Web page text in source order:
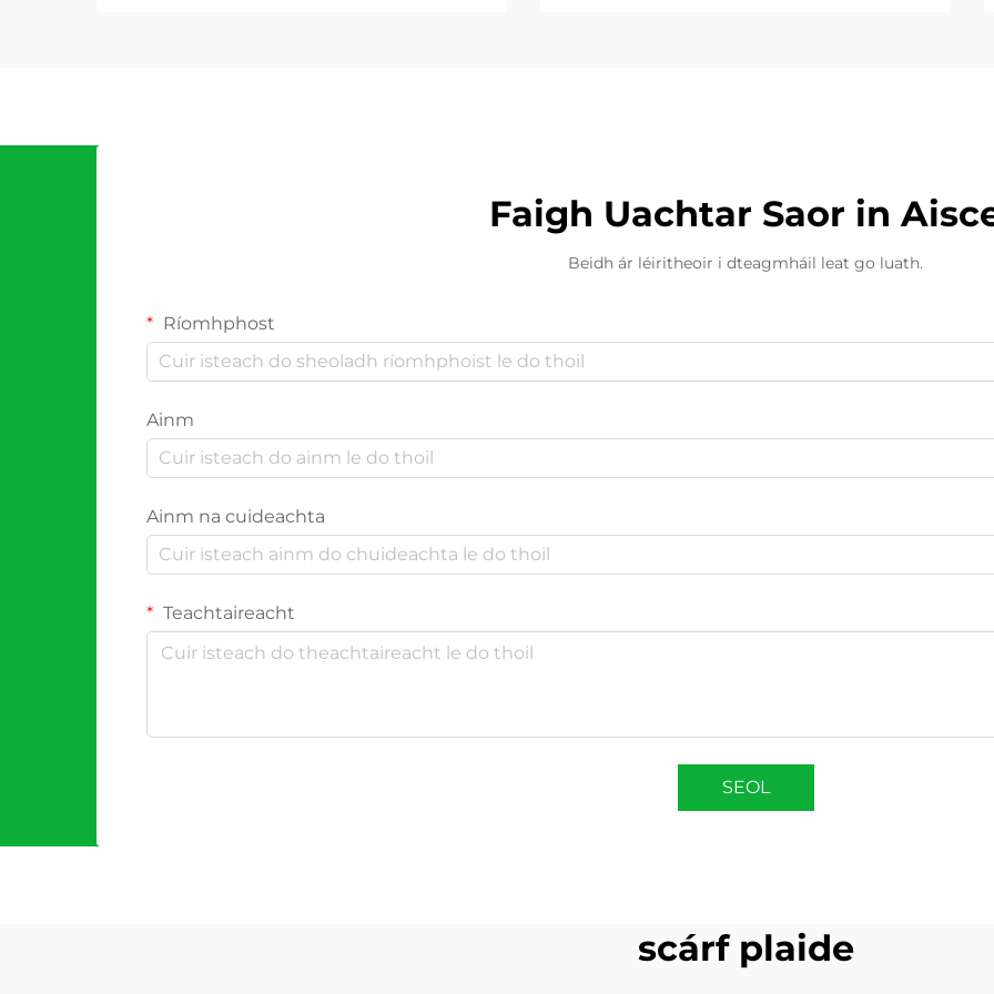
Faigh Uachtar Saor in
Beidh ár léiritheoir i dteagmháil leat go luath.
Ríomhphost
Ainm
Ainm na cuideachta
Teachtaireacht
SEOL
scárf plaide